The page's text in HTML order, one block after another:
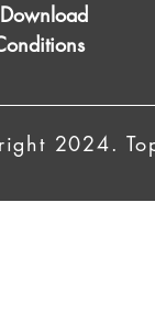
2024.